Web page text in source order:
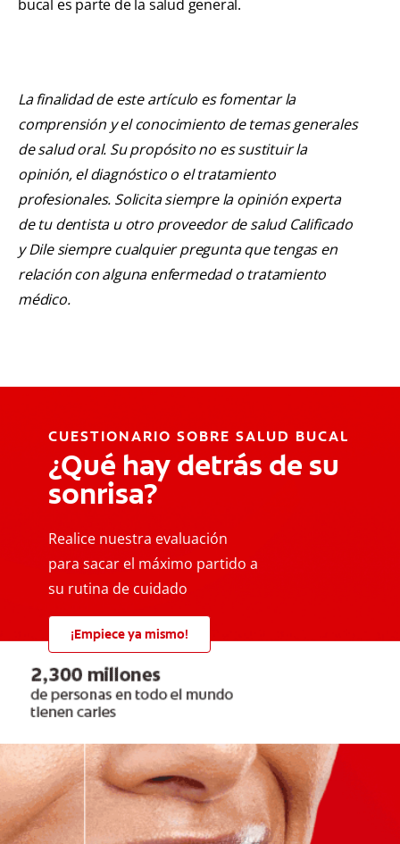
bucal es parte de la salud general.
La finalidad de este artículo es fomentar la
comprensión y el conocimiento de temas generales
de salud oral. Su propósito no es sustituir la
opinión, el diagnóstico o el tratamiento
profesionales. Solicita siempre la opinión experta
de tu dentista u otro proveedor de salud Calificado
y Dile siempre cualquier pregunta que tengas en
relación con alguna enfermedad o tratamiento
médico.
CUESTIONARIO SOBRE SALUD BUCAL
¿Qué hay detrás de su
sonrisa?
Realice nuestra evaluación
para sacar el máximo partido a
su rutina de cuidado
¡Empiece ya mismo!